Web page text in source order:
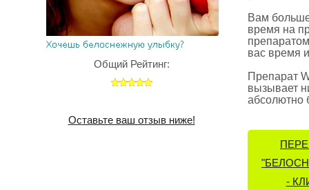
Общий Рейтинг:
Оставьте ваш отзыв ниже!
Вам больше
время на
вас время
Препарат
вызывает
абсолютно
-